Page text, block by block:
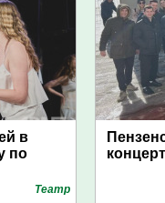
в
по
Театр